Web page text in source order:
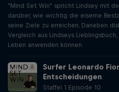
"Mind Set Win" spricht Lindsey mit
darüber, wie wichtig die eiserne
seine Ziele zu erreichen. Daneben
Vergleich aus Lindseys
Leben anwenden können.
Surfer Leonardo
Entscheidungen
Staffel 1 Episode 10